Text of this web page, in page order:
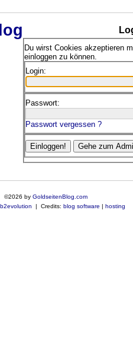
Du wirst Cookies akzeptieren
einloggen zu können.
Login:
Passwort:
Passwort vergessen ?
©2026 by GoldseitenBlog.com
b2evolution | Credits: blog software hosting